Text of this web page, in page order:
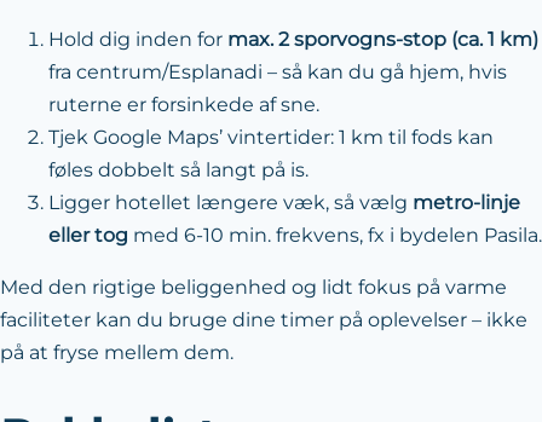
Hold dig inden for max. 2 sporvogns-stop (ca. 1 km)
fra centrum/Esplanadi – så kan du gå hjem, hvis
ruterne er forsinkede af sne.
Tjek Google Maps’ vintertider: 1 km til fods kan
føles dobbelt så langt på is.
Ligger hotellet længere væk, så vælg metro-linje
eller tog med 6-10 min. frekvens, fx i bydelen Pasila.
Med den rigtige beliggenhed og lidt fokus på varme
faciliteter kan du bruge dine timer på oplevelser – ikke
på at fryse mellem dem.